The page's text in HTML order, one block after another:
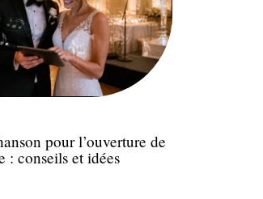
pour l’ouverture de
: conseils et idées